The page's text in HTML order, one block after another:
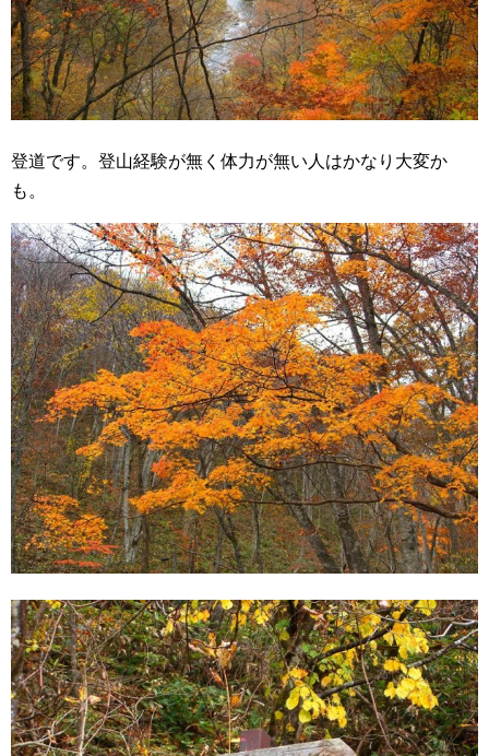
登道です。登山経験が無く体力が無い人はかなり大変か
も。